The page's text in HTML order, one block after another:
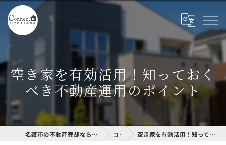
空き家を有効活用！知っておく
べき不動産運用のポイント
名護市の不動産売却なら名護市不動産売却専門サイト コラム 空き家を有効活用！知っておくべき不動産運用のポイント